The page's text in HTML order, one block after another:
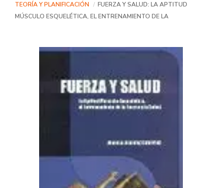
TEORÍA Y PLANIFICACIÓN
FUERZA Y SALUD: LA APTITUD
MÚSCULO ESQUELÉTICA, EL ENTRENAMIENTO DE LA